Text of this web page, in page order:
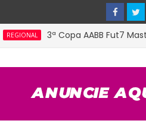
3ª Copa AABB Fut7 Master